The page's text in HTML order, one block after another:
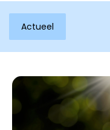
Actueel